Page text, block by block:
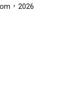
，2026